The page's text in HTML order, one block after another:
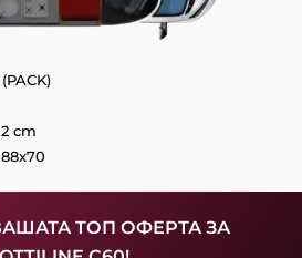
cm
ТОП ОФЕРТА ЗА